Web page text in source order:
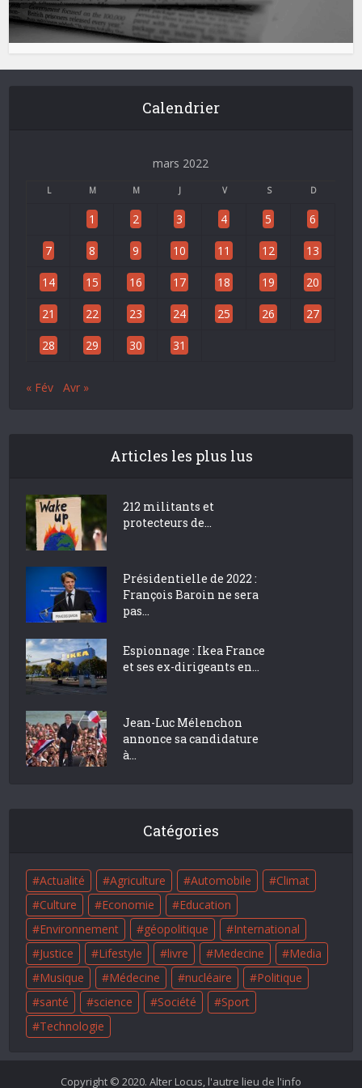
Calendrier
mars 2022
L M M J V S D
1 2 3 4 5 6
7 8 9 10 11 12 13
14 15 16 17 18 19 20
21 22 23 24 25 26 27
28 29 30 31
« Fév Avr »
Articles les plus lus
212 militants et
protecteurs de...
Présidentielle de 2022 :
François Baroin ne sera
pas...
Espionnage : Ikea France
et ses ex-dirigeants en...
Jean-Luc Mélenchon
annonce sa candidature
à...
Catégories
Actualité Agriculture Automobile
Climat
Culture
Economie
Education
Environnement
géopolitique
International
Justice
Lifestyle livre Medecine
Media
Musique
Médecine nucléaire
Politique
santé
science Société
Sport
Technologie
Copyright © 2020. Alter Locus, l'autre lieu de l'info